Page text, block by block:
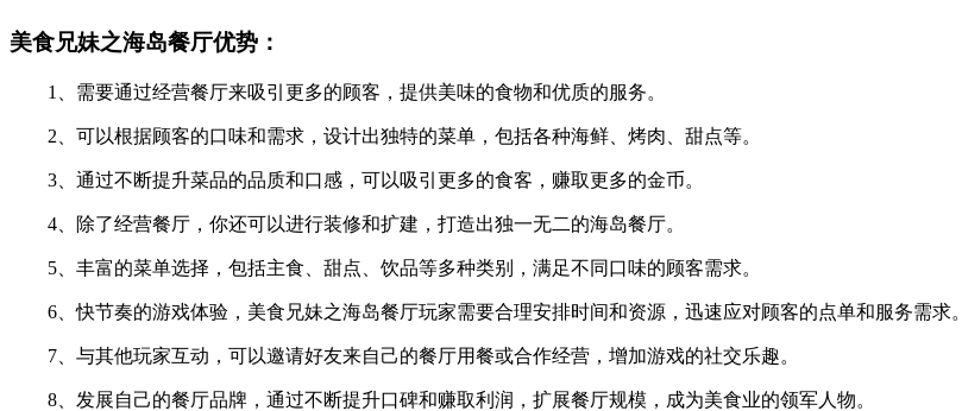
美食兄妹之海岛餐厅优势：
1、需要通过经营餐厅来吸引更多的顾客，提供美味的食物和优质的服务。
2、可以根据顾客的口味和需求，设计出独特的菜单，包括各种海鲜、烤肉、甜点等。
3、通过不断提升菜品的品质和口感，可以吸引更多的食客，赚取更多的金币。
4、除了经营餐厅，你还可以进行装修和扩建，打造出独一无二的海岛餐厅。
5、丰富的菜单选择，包括主食、甜点、饮品等多种类别，满足不同口味的顾客需求。
6、快节奏的游戏体验，美食兄妹之海岛餐厅玩家需要合理安排时间和资源，迅速应对顾客的点单和服务需求。
7、与其他玩家互动，可以邀请好友来自己的餐厅用餐或合作经营，增加游戏的社交乐趣。
8、发展自己的餐厅品牌，通过不断提升口碑和赚取利润，扩展餐厅规模，成为美食业的领军人物。